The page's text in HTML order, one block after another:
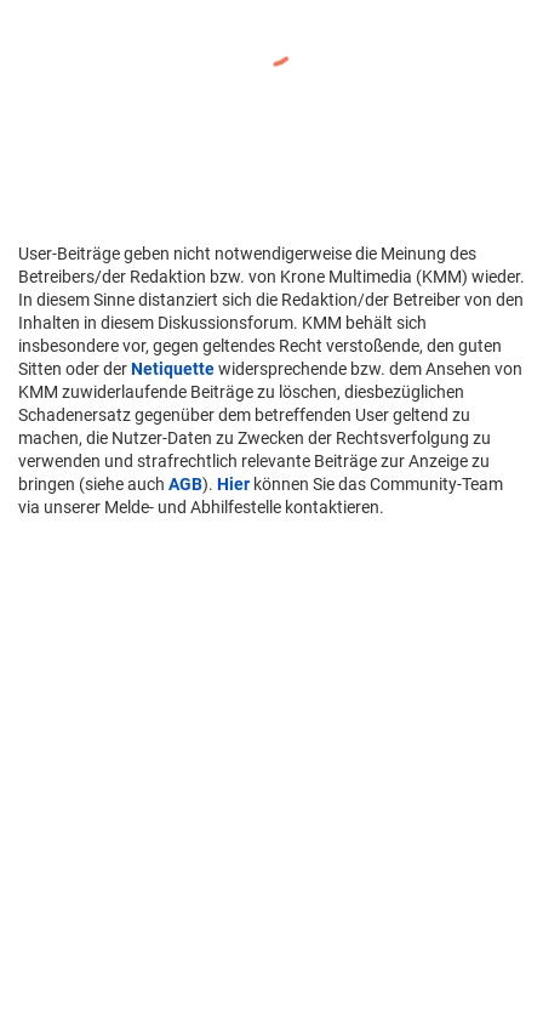
User-Beiträge geben nicht notwendigerweise die Meinung des
Betreibers/der Redaktion bzw. von Krone Multimedia (KMM) wieder.
In diesem Sinne distanziert sich die Redaktion/der Betreiber von den
Inhalten in diesem Diskussionsforum. KMM behält sich
insbesondere vor, gegen geltendes Recht verstoßende, den guten
Sitten oder derNetiquettewidersprechende bzw. dem Ansehen von
KMM zuwiderlaufende Beiträge zu löschen, diesbezüglichen
Schadenersatz gegenüber dem betreffenden User geltend zu
machen, die Nutzer-Daten zu Zwecken der Rechtsverfolgung zu
verwenden und strafrechtlich relevante Beiträge zur Anzeige zu
bringen (siehe auch AGB). Hier können Sie das Community-Team
via unserer Melde- und Abhilfestelle kontaktieren.